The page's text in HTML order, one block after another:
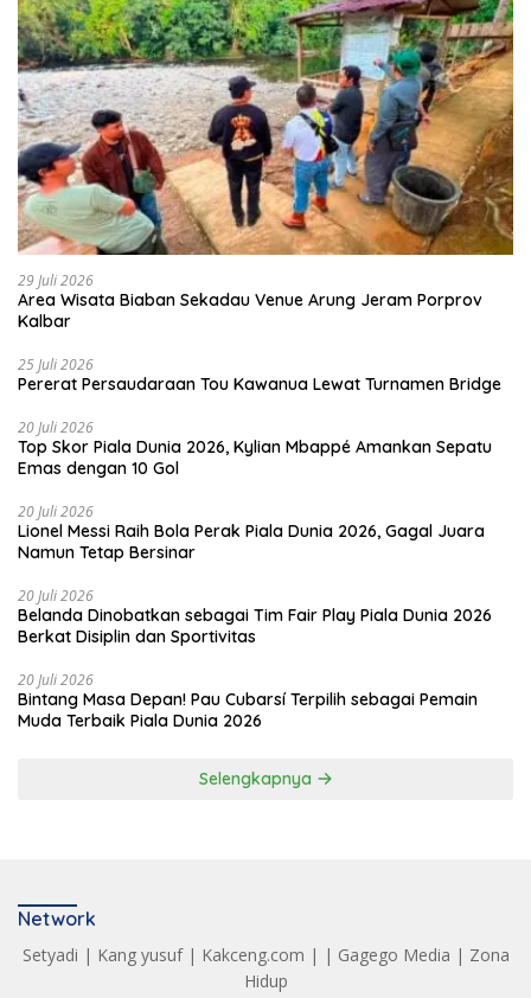
29 Juli 2026
Area Wisata Biaban Sekadau Venue Arung Jeram Porprov
Kalbar
25 Juli 2026
Pererat Persaudaraan Tou Kawanua Lewat Turnamen Bridge
20 Juli 2026
Top Skor Piala Dunia 2026, Kylian Mbappé Amankan Sepatu
Emas dengan 10 Gol
20 Juli 2026
Lionel Messi Raih Bola Perak Piala Dunia 2026, Gagal Juara
Namun Tetap Bersinar
20 Juli 2026
Belanda Dinobatkan sebagai Tim Fair Play Piala Dunia 2026
Berkat Disiplin dan Sportivitas
20 Juli 2026
Bintang Masa Depan! Pau Cubarsí Terpilih sebagai Pemain
Muda Terbaik Piala Dunia 2026
Selengkapnya
Network
Setyadi | Kang yusuf| Kakceng.com | | Gagego Media | Zona
Hidup